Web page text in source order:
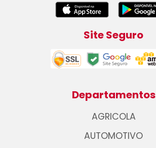
Site Seguro
Departamentos
AGRICOLA
AUTOMOTIVO